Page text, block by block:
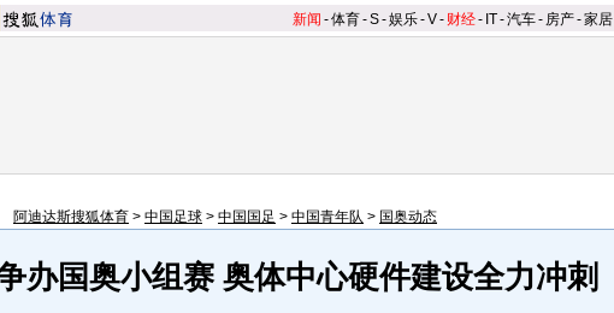
新闻 -体育-S-娱乐-V- 财经- IT-汽车- 房产-家居
阿迪达斯搜狐体育 > 中国足球 > 中国国足 > 中国青年队 > 国奥动态
办国奥小组赛 奥体中心硬件建设全力冲刺